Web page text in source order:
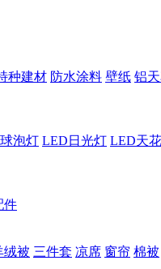
种建材 防水涂料 壁纸 铝
泡灯 LED日光灯 LED天
件
绒被 三件套 凉席 窗帘 棉被